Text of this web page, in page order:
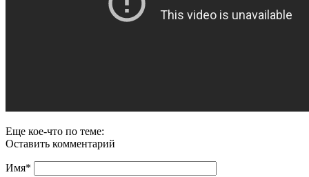
Еще кое-что по теме:
Оставить комментарий
Имя*